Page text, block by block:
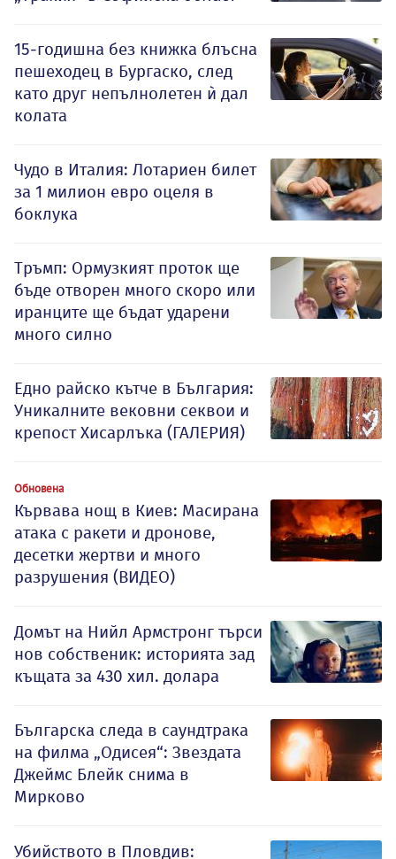
15-годишна без книжка блъсна
пешеходец в Бургаско, след
като друг непълнолетен ѝ дал
колата
Чудо в Италия: Лотариен билет
за 1 милион евро оцеля в
боклука
Тръмп: Ормузкият проток ще
бъде отворен много скоро или
иранците ще бъдат ударени
много силно
Едно райско кътче в България:
Уникалните вековни секвои и
крепост Хисарлъка (ГАЛЕРИЯ)
Обновена
Кървава нощ в Киев: Масирана
атака с ракети и дронове,
десетки жертви и много
разрушения (ВИДЕО)
Домът на Нийл Армстронг търси
нов собственик: историята зад
къщата за 430 хил. долара
Българска следа в саундтрака
на филма „Одисея“: Звездата
Джеймс Блейк снима в
Мирково
Убийството в Пловдив: